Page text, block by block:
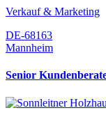
Verkauf & Marketing
DE-68163
Mannheim
Senior